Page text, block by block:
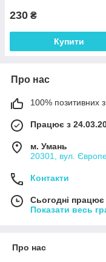
230 ₴
Купити
Про нас
100% позитивних з
Працює з
м. Умань
20301, вул.
Контакти
Сьогодні
Показати весь
Про нас